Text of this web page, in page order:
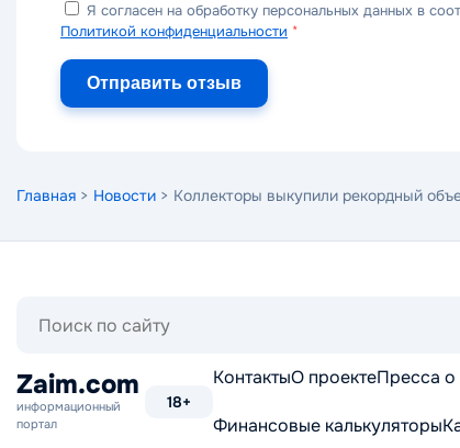
Я согласен на обработку персональных данных в
Политикой конфиденциальности *
Отправить отзыв
Главная > Новости > Коллекторы выкупили рекордный
Zaim.com
информационный
портал
18+
КонтактыО проектеПресса о
Финансовые калькуляторы